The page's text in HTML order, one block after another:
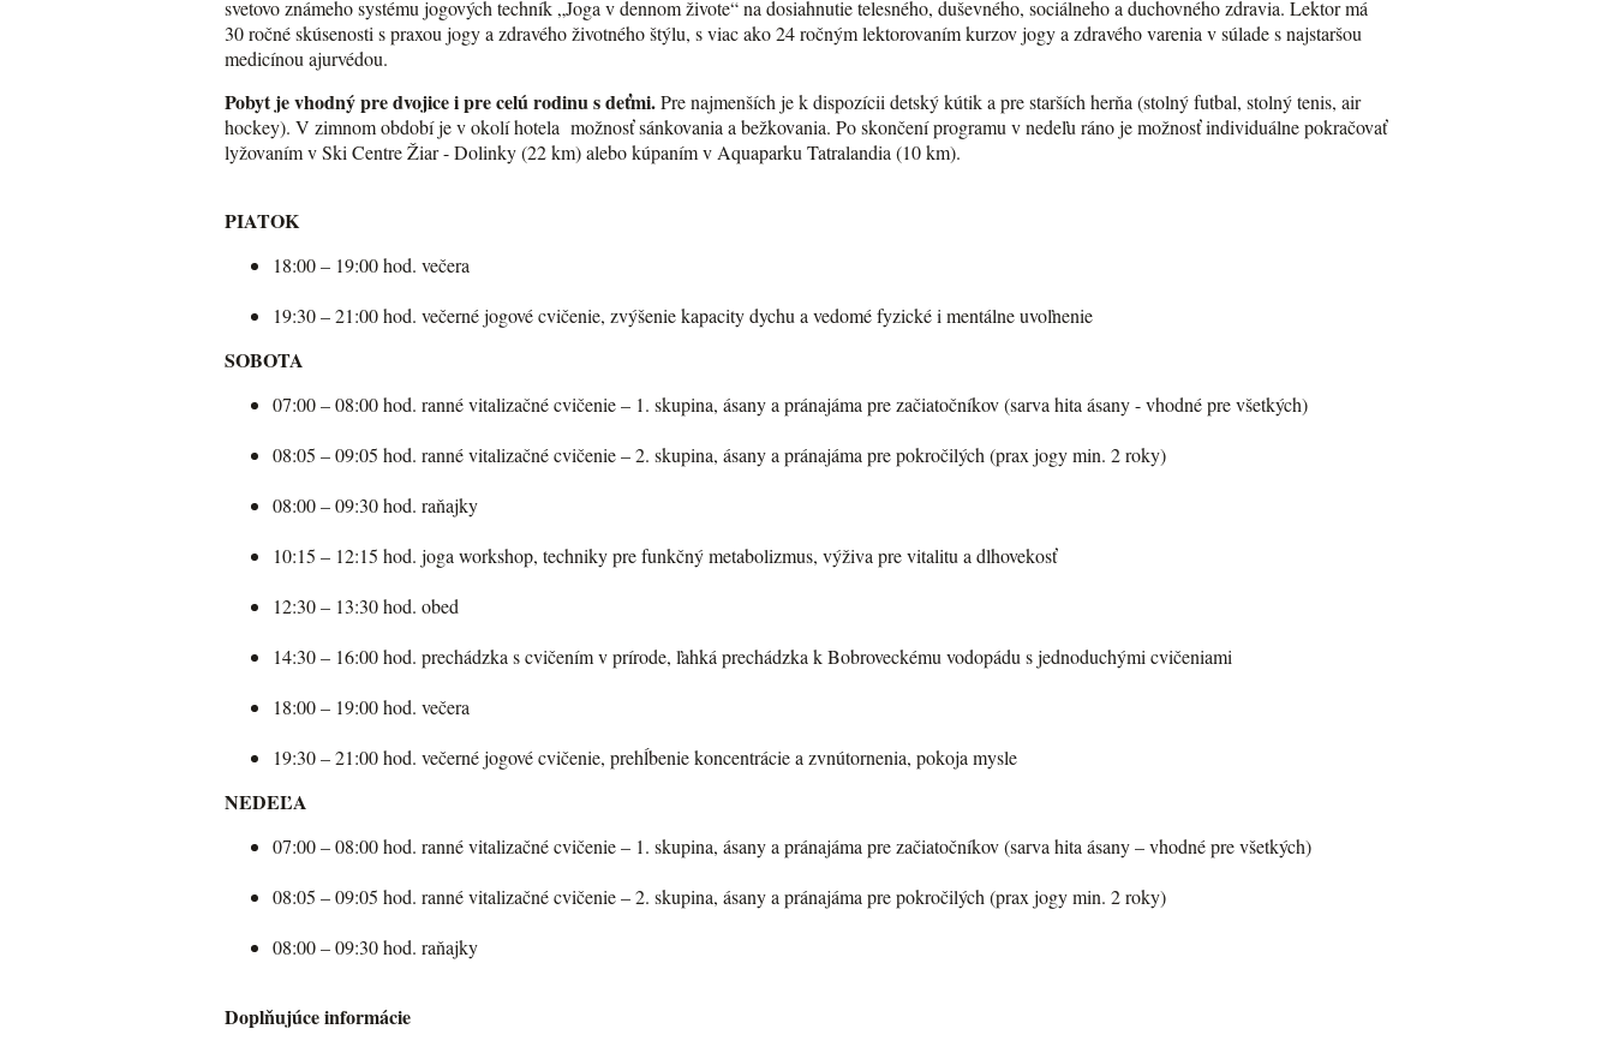
svetovo známeho systému jogových techník „Joga v dennom živote“ na dosiahnutie telesného, duševného, sociálneho a duchovného zdravia. Lektor má
30 ročné skúsenosti s praxou jogy a zdravého životného štýlu, s viac ako 24 ročným lektorovaním kurzov jogy a zdravého varenia v súlade s najstaršou
medicínou ajurvédou.
Pobyt je vhodný pre dvojice i pre celú rodinu s deťmi.Pre najmenších je k dispozícii detský kútik a pre starších herňa (stolný futbal, stolný tenis, air
hockey). V zimnom období je v okolí hotela možnosť sánkovania a bežkovania. Po skončení programu v nedeľu ráno je možnosť individuálne pokračovať
lyžovaním v Ski Centre Žiar - Dolinky (22 km) alebo kúpaním v Aquaparku Tatralandia (10 km).
PIATOK
18:00 – 19:00 hod. večera
19:30 – 21:00 hod. večerné jogové cvičenie, zvýšenie kapacity dychu a vedomé fyzické i mentálne uvoľnenie
SOBOTA
07:00 – 08:00 hod. ranné vitalizačné cvičenie – 1. skupina, ásany a pránajáma pre začiatočníkov (sarva hita ásany - vhodné pre všetkých)
08:05 – 09:05 hod. ranné vitalizačné cvičenie – 2. skupina, ásany a pránajáma pre pokročilých (prax jogy min. 2 roky)
08:00 – 09:30 hod. raňajky
10:15 – 12:15 hod. joga workshop, techniky pre funkčný metabolizmus, výživa pre vitalitu a dlhovekosť
12:30 – 13:30 hod. obed
14:30 – 16:00 hod. prechádzka s cvičením v prírode, ľahká prechádzka k Bobroveckému vodopádu s jednoduchými cvičeniami
18:00 – 19:00 hod. večera
19:30 – 21:00 hod. večerné jogové cvičenie, prehĺbenie koncentrácie a zvnútornenia, pokoja mysle
NEDEĽA
07:00 – 08:00 hod. ranné vitalizačné cvičenie – 1. skupina, ásany a pránajáma pre začiatočníkov (sarva hita ásany – vhodné pre všetkých)
08:05 – 09:05 hod. ranné vitalizačné cvičenie – 2. skupina, ásany a pránajáma pre pokročilých (prax jogy min. 2 roky)
08:00 – 09:30 hod. raňajky
Doplňujúce informácie